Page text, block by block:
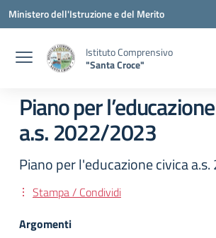
Vai ai contenuti
Vai al menu di navigazione
Vai al footer
Ministero dell'Istruzione e del Merito
Istituto Comprensivo
"Santa Croce"
Piano per
a.s. 2022/2023
Piano per l'educazione civica
Stampa / Condividi
Argomenti